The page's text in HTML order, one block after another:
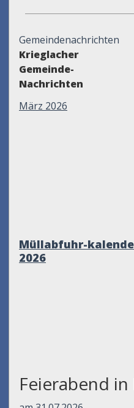
Gemeindenachrichten
Krieglacher
Gemeinde-
Nachrichten
März 2026
Müllabfuhr-
2026
Feierabend in